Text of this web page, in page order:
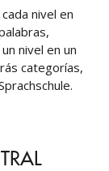
nivel en
nivel en un
categorías,